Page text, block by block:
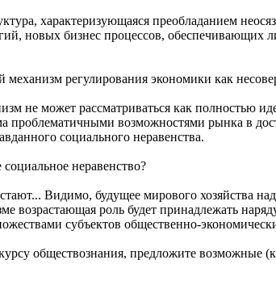
характеризующаяся преобладанием
новых бизнес процессов, обеспечивающих
регулирования экономики как
не может рассматриваться как полностью
проблематичными возможностями рынка в
социального неравенства.
неравенство?
Видимо, будущее мирового хозяйства
возрастающая роль будет принадлежать
субъектов общественно-
обществознания, предложите